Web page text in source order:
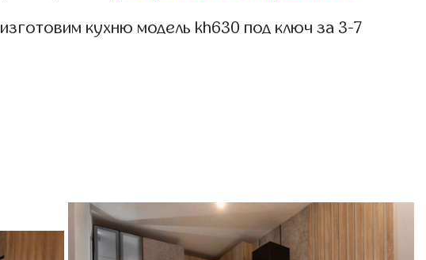
изготовим кухню модель kh630 под ключ за 3-7